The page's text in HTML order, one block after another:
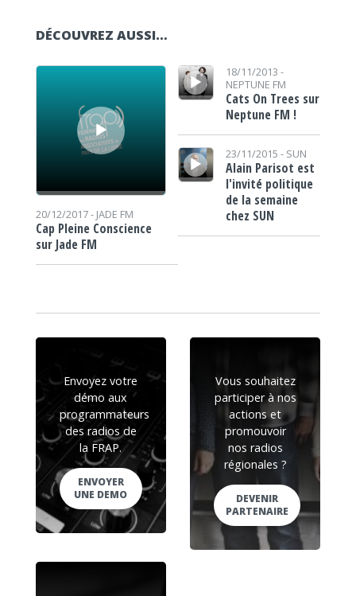
DÉCOUVREZ AUSSI…
Lecteur audio
20/12/2017 - JADE FM
Cap Pleine Conscience
sur Jade FM
Lecteur audio18/11/2013 -
NEPTUNE FM
Cats On Trees sur
Neptune FM !
Lecteur audio
23/11/2015 - SUN
Alain Parisot est
l'invité politique
de la semaine
chez SUN
Envoyez votre
démo aux
programmateurs
des radios de
la FRAP.
ENVOYER
UNE DEMO
Vous souhaitez
participer à nos
actions et
promouvoir
nos radios
régionales ?
DEVENIR
PARTENAIRE